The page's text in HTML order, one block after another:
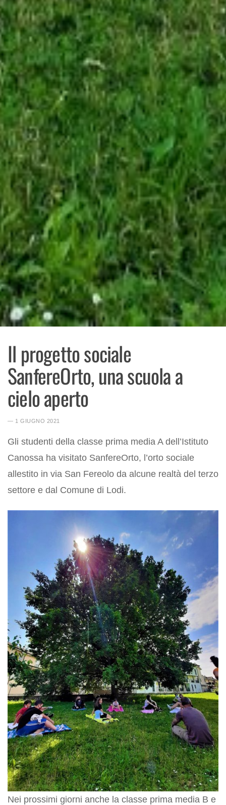
Il progetto sociale
SanfereOrto, una scuola a
cielo aperto
― 1 GIUGNO 2021
Gli studenti della classe prima media A dell’Istituto
Canossa ha visitato SanfereOrto, l’orto sociale
allestito in via San Fereolo da alcune realtà del terzo
settore e dal Comune di Lodi.
Nei prossimi giorni anche la classe prima media B e